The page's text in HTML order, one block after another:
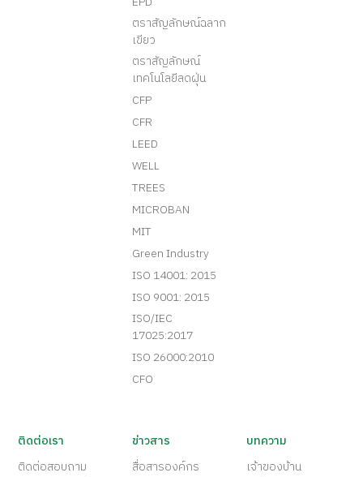
ตราสัญลักษณ์ฉลาก
เขียว
ตราสัญลักษณ์
เทคโนโลยีลดฝุ่น
CFP
CFR
LEED
WELL
TREES
MICROBAN
MIT
Green Industry
ISO 14001: 2015
ISO 9001: 2015
ISO/IEC
17025:2017
ISO 26000:2010
CFO
ติดต่อเรา
ติดต่อสอบถาม
ข่าวสาร
สื่อสารองค์กร
บทความ
เจ้าของบ้าน